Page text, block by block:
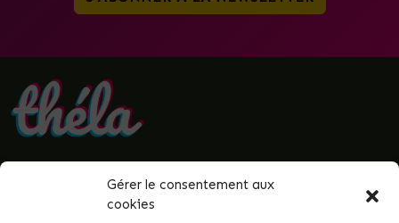
Gérer le consentement aux
cookies
• Politique de confidentialité
• Mentions légales